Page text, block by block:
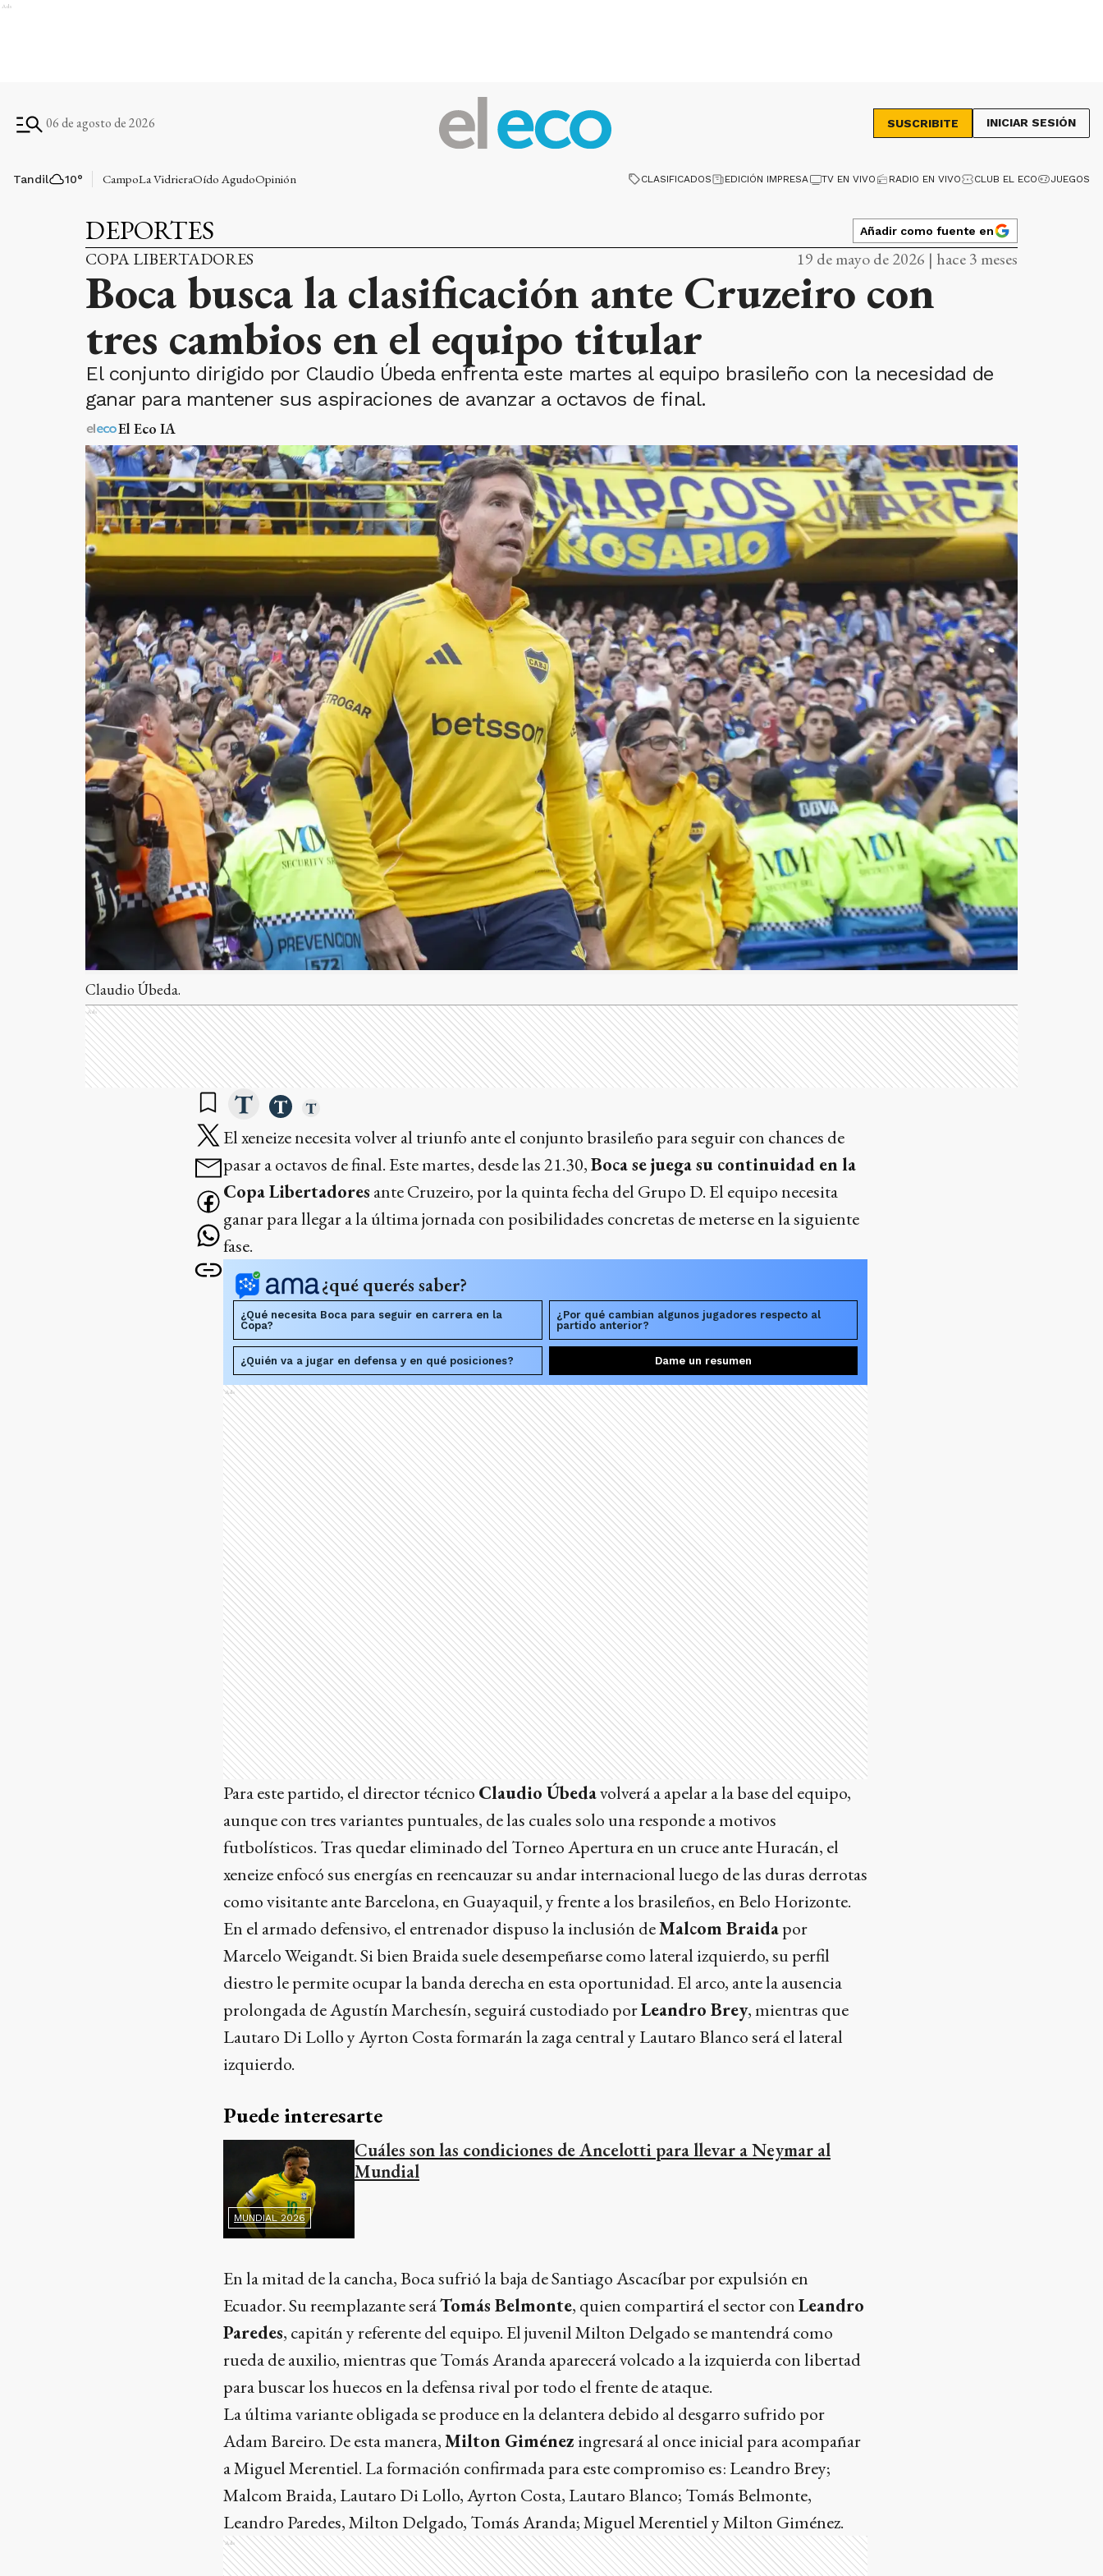
Ads
06 de agosto de 2026 SUSCRIBITE INICIAR SESIÓN
Tandil 10° CampoLa VidrieraOído AgudoOpinión CLASIFICADOS EDICIÓN IMPRESA TV EN VIVO RADIO EN VIVO CLUB EL ECO JUEGOS
DEPORTES Añadir como fuente en
COPA LIBERTADORES 19 de mayo de 2026 | hace 3 meses
Boca busca la clasificación ante Cruzeiro con
tres cambios en el equipo titular
El conjunto dirigido por Claudio Úbeda enfrenta este martes al equipo brasileño con la necesidad de
ganar para mantener sus aspiraciones de avanzar a octavos de final.
El Eco IA
Claudio Úbeda.
Ads
El xeneize necesita volver al triunfo ante el conjunto brasileño para seguir con chances de
pasar a octavos de final. Este martes, desde las 21.30,Boca se juega su continuidad en la
Copa Libertadores ante Cruzeiro, por la quinta fecha del Grupo D. El equipo necesita
ganar para llegar a la última jornada con posibilidades concretas de meterse en la siguiente
fase.
¿qué querés saber?
¿Qué necesita Boca para seguir en carrera en la
Copa?
¿Por qué cambian algunos jugadores respecto al
partido anterior?
¿Quién va a jugar en defensa y en qué posiciones? Dame un resumen
Ads
Para este partido, el director técnico Claudio Úbedavolverá a apelar a la base del equipo,
aunque con tres variantes puntuales, de las cuales solo una responde a motivos
futbolísticos. Tras quedar eliminado del Torneo Apertura en un cruce ante Huracán, el
xeneize enfocó sus energías en reencauzar su andar internacional luego de las duras derrotas
como visitante ante Barcelona, en Guayaquil, y frente a los brasileños, en Belo Horizonte.
En el armado defensivo, el entrenador dispuso la inclusión deMalcom Braidapor
Marcelo Weigandt. Si bien Braida suele desempeñarse como lateral izquierdo, su perfil
diestro le permite ocupar la banda derecha en esta oportunidad. El arco, ante la ausencia
prolongada de Agustín Marchesín, seguirá custodiado porLeandro Brey, mientras que
Lautaro Di Lollo y Ayrton Costa formarán la zaga central y Lautaro Blanco será el lateral
izquierdo.
Puede interesarte
MUNDIAL 2026
Cuáles son las condiciones de Ancelotti para llevar a Neymar al
Mundial
En la mitad de la cancha, Boca sufrió la baja de Santiago Ascacíbar por expulsión en
Ecuador. Su reemplazante seráTomás Belmonte, quien compartirá el sector conLeandro
Paredes, capitán y referente del equipo. El juvenil Milton Delgado se mantendrá como
rueda de auxilio, mientras que Tomás Aranda aparecerá volcado a la izquierda con libertad
para buscar los huecos en la defensa rival por todo el frente de ataque.
La última variante obligada se produce en la delantera debido al desgarro sufrido por
Adam Bareiro. De esta manera,Milton Giménez ingresará al once inicial para acompañar
a Miguel Merentiel. La formación confirmada para este compromiso es: Leandro Brey;
Malcom Braida, Lautaro Di Lollo, Ayrton Costa, Lautaro Blanco; Tomás Belmonte,
Leandro Paredes, Milton Delgado, Tomás Aranda; Miguel Merentiel y Milton Giménez.
Ads